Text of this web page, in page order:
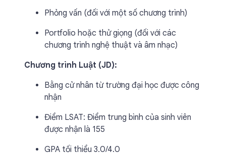
Phỏng vấn (đối với một số chương trình)
Portfolio hoặc thử giọng (đối với các
chương trình nghệ thuật và âm nhạc)
Chương trình Luật (JD):
Bằng cử nhân từ trường đại học được công
nhận
Điểm LSAT: Điểm trung bình của sinh viên
được nhận là 155
GPA tối thiểu 3.0/4.0